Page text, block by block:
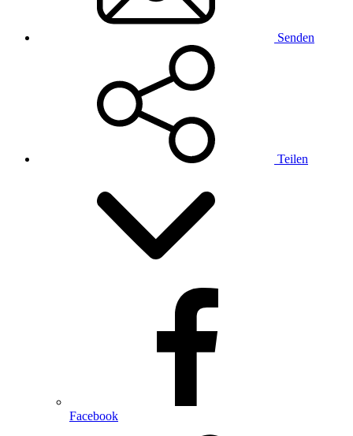
Senden
Teilen
Facebook